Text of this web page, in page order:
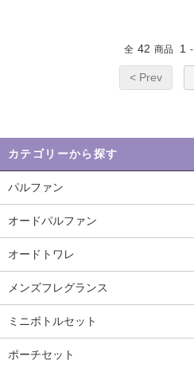
全 42 商品 1 -
< Prev
カテゴリーから探す
パルファン
オードパルファン
オードトワレ
メンズフレグランス
ミニボトルセット
ポーチセット